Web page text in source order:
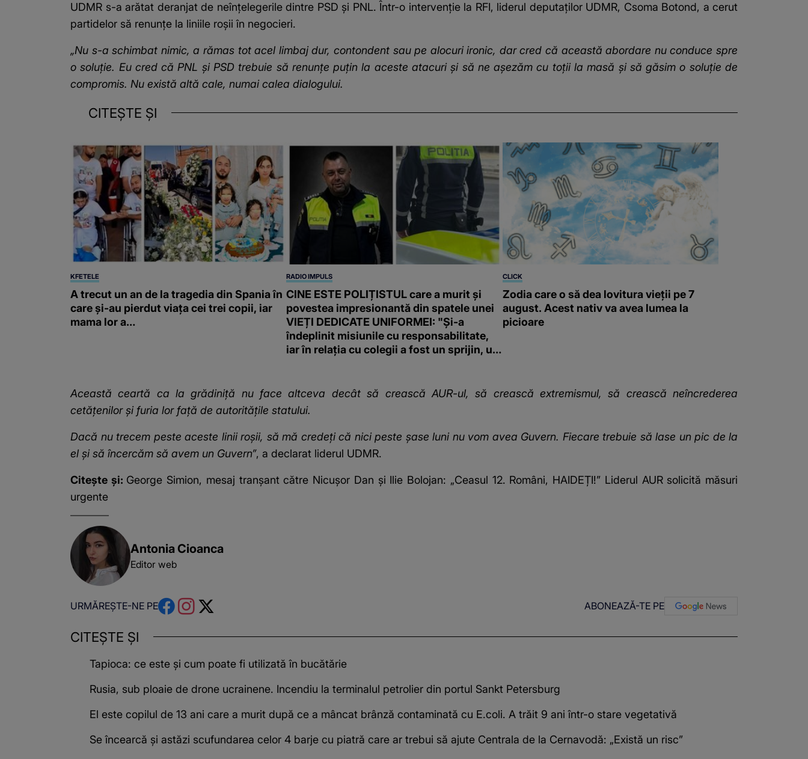
UDMR s-a arătat deranjat de neînțelegerile dintre PSD și PNL. Într-o intervenție la RFI, liderul deputaţilor UDMR, Csoma Botond, a cerut
partidelor să renunțe la liniile roșii în negocieri.
„Nu s-a schimbat nimic, a rămas tot acel limbaj dur, contondent sau pe alocuri ironic, dar cred că această abordare nu conduce spre
o soluție. Eu cred că PNL și PSD trebuie să renunțe puțin la aceste atacuri și să ne așezăm cu toții la masă și să găsim o soluție de
compromis. Nu există altă cale, numai calea dialogului.
CITEȘTE ȘI
KFETELE
A trecut un an de la tragedia din Spania în
care și-au pierdut viața cei trei copii, iar
mama lor a…
RADIO IMPULS
CINE ESTE POLIȚISTUL care a murit și
povestea impresionantă din spatele unei
VIEȚI DEDICATE UNIFORMEI: "Și-a
îndeplinit misiunile cu responsabilitate,
iar în relația cu colegii a fost un sprijin, un
CLICK
Zodia care o să dea lovitura vieții pe 7
august. Acest nativ va avea lumea la
picioare
Această ceartă ca la grădiniță nu face altceva decât să crească AUR-ul, să crească extremismul, să crească neîncrederea
cetățenilor și furia lor față de autoritățile statului.
Dacă nu trecem peste aceste linii roșii, să mă credeți că nici peste șase luni nu vom avea Guvern. Fiecare trebuie să lase un pic de la
el și să încercăm să avem un Guvern”, a declarat liderul UDMR.
Citește și: George Simion, mesaj tranșant către Nicușor Dan și Ilie Bolojan: „Ceasul 12. Români, HAIDEȚI!” Liderul AUR solicită măsuri
urgente
Antonia Cioanca
Editor web
URMĂREȘTE-NE PE ABONEAZĂ-TE PE
CITEȘTE ȘI
Tapioca: ce este și cum poate fi utilizată în bucătărie
Rusia, sub ploaie de drone ucrainene. Incendiu la terminalul petrolier din portul Sankt Petersburg
El este copilul de 13 ani care a murit după ce a mâncat brânză contaminată cu E.coli. A trăit 9 ani într-o stare vegetativă
Se încearcă și astăzi scufundarea celor 4 barje cu piatră care ar trebui să ajute Centrala de la Cernavodă: „Există un risc”